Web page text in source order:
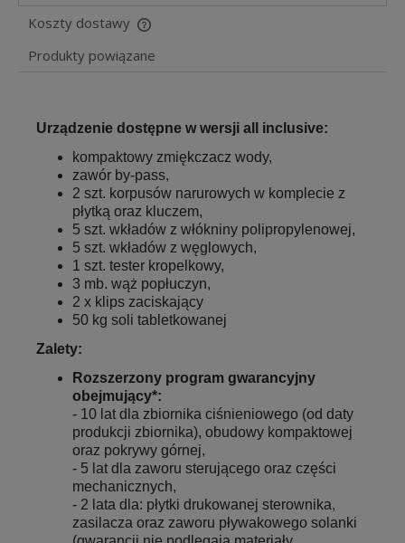
Koszty dostawy
Cena nie zawiera ewentualnych kosztów płatności
Produkty powiązane
Urządzenie dostępne w wersji all inclusive:
kompaktowy zmiękczacz wody,
zawór by-pass,
2 szt. korpusów narurowych w komplecie z
płytką oraz kluczem,
5 szt. wkładów z włókniny polipropylenowej,
5 szt. wkładów z węglowych,
1 szt. tester kropelkowy,
3 mb. wąż popłuczyn,
2 x klips zaciskający
50 kg soli tabletkowanej
Zalety:
Rozszerzony program gwarancyjny
obejmujący*:
- 10 lat dla zbiornika ciśnieniowego (od daty
produkcji zbiornika), obudowy kompaktowej
oraz pokrywy górnej,
- 5 lat dla zaworu sterującego oraz części
mechanicznych,
- 2 lata dla: płytki drukowanej sterownika,
zasilacza oraz zaworu pływakowego solanki